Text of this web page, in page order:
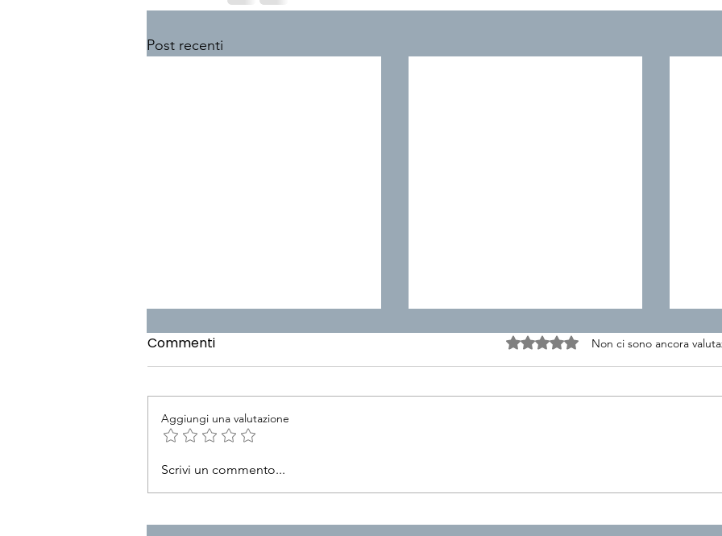
Post recenti
Pillola 24 - Google Genie 3
e l’IA che spaventa
da ex albergo a spazio per
Commenti Valutazione 0 stelle su 5.
Non ci sono ancora
Aggiungi una valutazione
Scrivi un commento...